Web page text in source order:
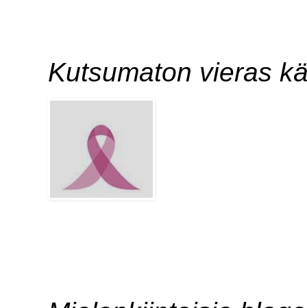
Kutsumaton vieras